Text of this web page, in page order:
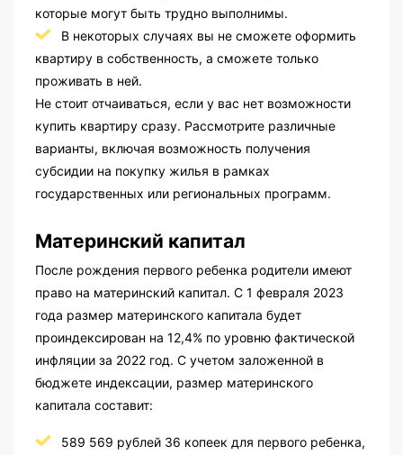
которые могут быть трудно выполнимы.
В некоторых случаях вы не сможете оформить
квартиру в собственность, а сможете только
проживать в ней.
Не стоит отчаиваться, если у вас нет возможности
купить квартиру сразу. Рассмотрите различные
варианты, включая возможность получения
субсидии на покупку жилья в рамках
государственных или региональных программ.
Материнский капитал
После рождения первого ребенка родители имеют
право на материнский капитал. С 1 февраля 2023
года размер материнского капитала будет
проиндексирован на 12,4% по уровню фактической
инфляции за 2022 год. С учетом заложенной в
бюджете индексации, размер материнского
капитала составит:
589 569 рублей 36 копеек для первого ребенка,